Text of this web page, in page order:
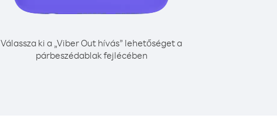
Válassza ki a „Viber Out hívás” lehetőséget a
párbeszédablak fejlécében